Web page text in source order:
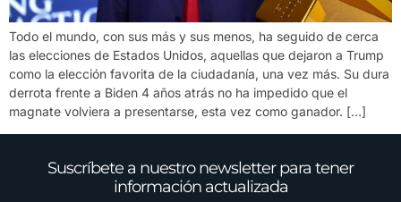
Todo el mundo, con sus más y sus menos, ha seguido de cerca
las elecciones de Estados Unidos, aquellas que dejaron a Trump
como la elección favorita de la ciudadanía, una vez más. Su dura
derrota frente a Biden 4 años atrás no ha impedido que el
magnate volviera a presentarse, esta vez como ganador. […]
Suscríbete a nuestro newsletter para tener
información actualizada